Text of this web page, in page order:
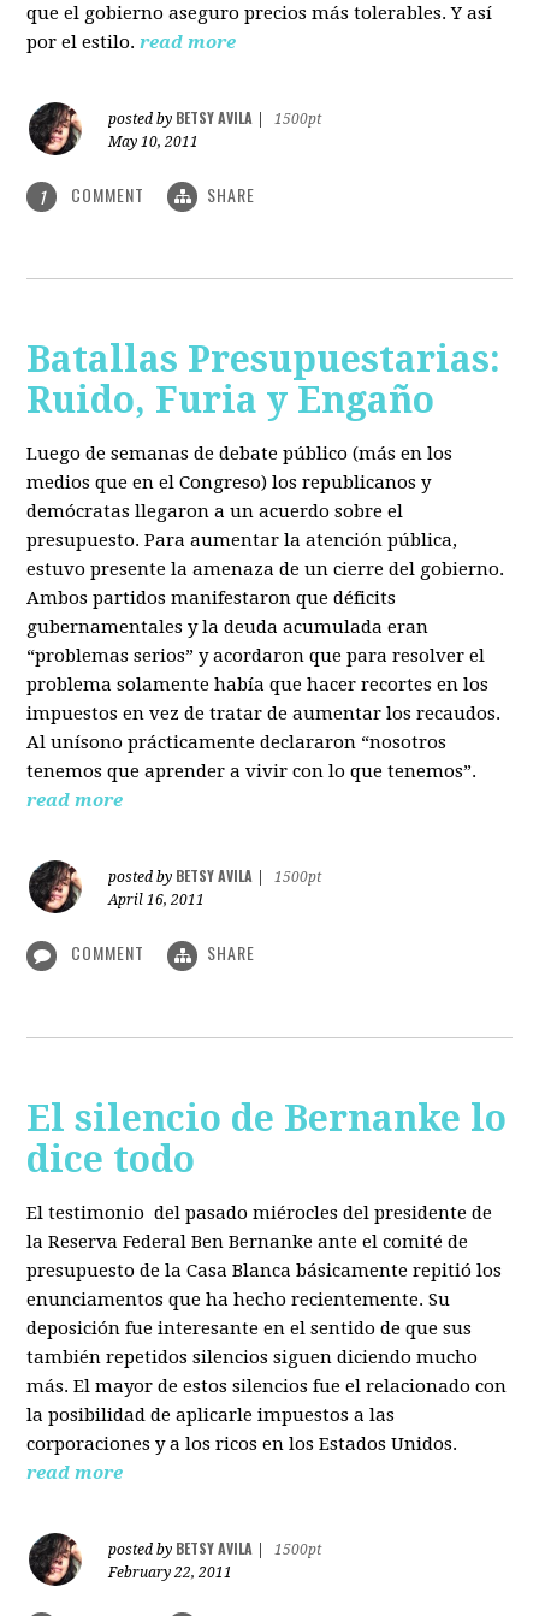
que el gobierno aseguro precios más tolerables. Y así
por el estilo. read more
posted by BETSY AVILA
1500pt
May 10, 2011
1 COMMENT SHARE
Batallas Presupuestarias:
Ruido, Furia y Engaño
Luego de semanas de debate público (más en los
medios que en el Congreso) los republicanos y
demócratas llegaron a un acuerdo sobre el
presupuesto. Para aumentar la atención pública,
estuvo presente la amenaza de un cierre del gobierno.
Ambos partidos manifestaron que déficits
gubernamentales y la deuda acumulada eran
“problemas serios” y acordaron que para resolver el
problema solamente había que hacer recortes en los
impuestos en vez de tratar de aumentar los recaudos.
Al unísono prácticamente declararon “nosotros
tenemos que aprender a vivir con lo que tenemos”.
read more
posted by BETSY AVILA
1500pt
April 16, 2011
COMMENT SHARE
El silencio de Bernanke lo
dice todo
El testimonio del pasado miérocles del presidente de
la Reserva Federal Ben Bernanke ante el comité de
presupuesto de la Casa Blanca básicamente repitió los
enunciamentos que ha hecho recientemente. Su
deposición fue interesante en el sentido de que sus
también repetidos silencios siguen diciendo mucho
más. El mayor de estos silencios fue el relacionado con
la posibilidad de aplicarle impuestos a las
corporaciones y a los ricos en los Estados Unidos.
read more
posted by BETSY AVILA
1500pt
February 22, 2011